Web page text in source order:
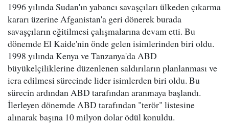
1996 yılında Sudan'ın yabancı savaşçıları ülkeden çıkarma
kararı üzerine Afganistan'a geri dönerek burada
savaşçıların eğitilmesi çalışmalarına devam etti. Bu
dönemde El Kaide'nin önde gelen isimlerinden biri oldu.
1998 yılında Kenya ve Tanzanya'da ABD
büyükelçiliklerine düzenlenen saldırıların planlanması ve
icra edilmesi sürecinde lider isimlerden biri oldu. Bu
sürecin ardından ABD tarafından aranmaya başlandı.
İlerleyen dönemde ABD tarafından "terör" listesine
alınarak başına 10 milyon dolar ödül konuldu.